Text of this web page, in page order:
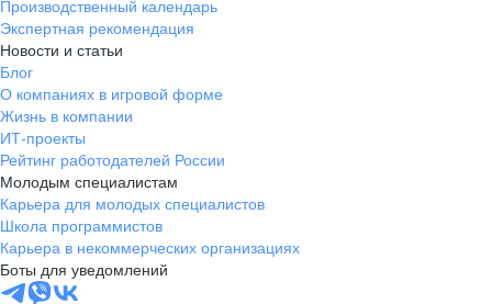
Производственный календарь
Экспертная рекомендация
Новости и статьи
Блог
О компаниях в игровой форме
Жизнь в компании
ИТ-проекты
Рейтинг работодателей России
Молодым специалистам
Карьера для молодых специалистов
Школа программистов
Карьера в некоммерческих организациях
Боты для уведомлений